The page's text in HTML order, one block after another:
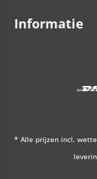
Informatie
* Alle prijzen incl.